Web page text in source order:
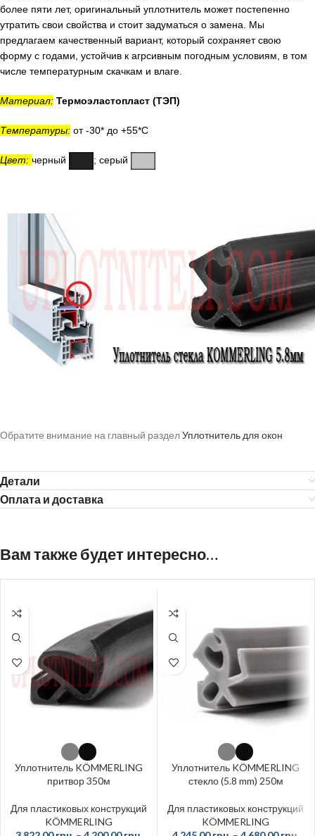
более пяти лет, оригинальный уплотнитель может постепенно
утратить свои свойства и стоит задуматься о замена. Мы
предлагаем качественный вариант, который сохраняет свою
форму с годами, устойчив к агрсивным погодным условиям, в том
числе температурным скачкам и влаге.
Материал: Термоэластопласт (ТЭП)
Температуры: от -30* до +55*С
Цвет: черный ; серый
Обратите внимание на главный разделУплотнитель для окон
Детали
Оплата и доставка
Вам также будет интересно…
Уплотнитель KÖMMERLING
притвор 350м
Для пластиковых конструкций
KÖMMERLING
Уплотнитель KÖMMERLING
стекло (5.8 mm) 250м
Для пластиковых конструкций
KÖMMERLING